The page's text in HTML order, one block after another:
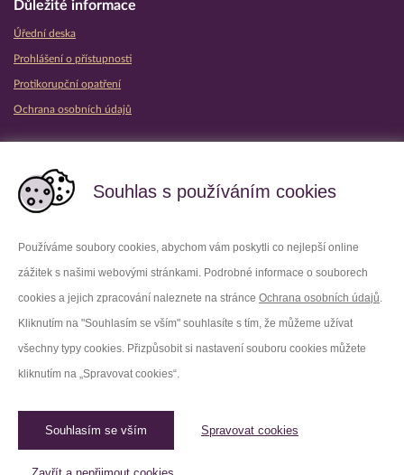
Souhlas s používáním cookies
Používáme soubory cookies, abychom vám poskytli co nejlepší online
zážitek s našimi webovými stránkami. Podrobné informace o souborech
cookies a jejich zpracování naleznete na stránce Ochrana osobních údajů.
Kliknutím na "Souhlasím se vším" souhlasíte s tím, že můžeme užívat
všechny typy cookies. Přizpůsobit si nastavení souboru cookies můžete
kliknutím na „Spravovat cookies“.
Souhlasím se vším Spravovat cookies
Důležité informace
Úřední deska
Prohlášení o přístupnosti
Protikorupční opatření
Ochrana osobních údajů
Facebook Youtube
LinkedIn
Spravovat cookies